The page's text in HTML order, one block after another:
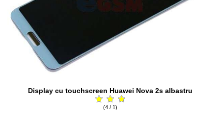
Display cu touchscreen Huawei Nova 2s albastru
(4 / 1)